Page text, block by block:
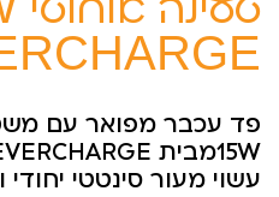
פד עכבר מפואר עם
15Wמבית EVERCHARGE
עשוי מעור סינטטי